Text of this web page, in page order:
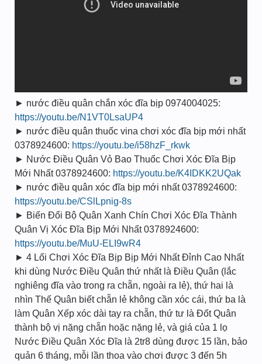
► nước điều quân chắn xóc đĩa bịp 0974004025:
https://youtu.be/N1VT0LsaUP4
► nước điều quân thuốc vina chơi xóc đĩa bịp mới nhất
0378924600: https://youtu.be/i58hzF_rkwk
► Nước Điều Quân Vỏ Bao Thuốc Chơi Xóc Đĩa Bịp
Mới Nhất 0378924600: https://youtu.be/K4IDKK2UQak
► nước điều quân xóc đĩa bịp mới nhất 0378924600:
https://youtu.be/CSlLpnig-8s
► Biến Đổi Bộ Quân Xanh Chín Chơi Xóc Đĩa Thành
Quân Vị Xóc Đĩa Bịp Mới Nhất 0378924600:
https://youtu.be/MuU-ELI9wR4
► 4 Lối Chơi Xóc Đĩa Bịp Bịp Mới Nhất Đỉnh Cao Nhất
khi dùng Nước Điều Quân thứ nhất là Điều Quân (lắc
nghiêng đĩa vào trong ra chẵn, ngoài ra lẻ), thứ hai là
nhìn Thế Quân biết chẵn lẻ không cần xóc cái, thứ ba là
làm Quân Xếp xóc dài tay ra chẵn, thứ tư là Đốt Quân
thành bộ vị nặng chẵn hoặc nặng lẻ, và giá của 1 lọ
Nước Điều Quân Xóc Đĩa là 2tr8 dùng được 15 lần, bảo
quản 6 tháng, mỗi lần thoa vào chơi được 3 đến 5h